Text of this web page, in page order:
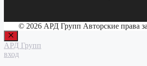
© 2026 АРД Групп Авторские права
Закрыть
АРД Групп
вход